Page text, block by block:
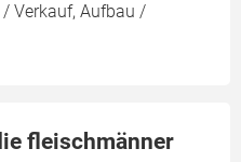
Verkauf, Aufbau /
fleischmänner